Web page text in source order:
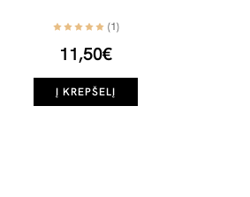
(1)
11,50€
Į KREPŠELĮ